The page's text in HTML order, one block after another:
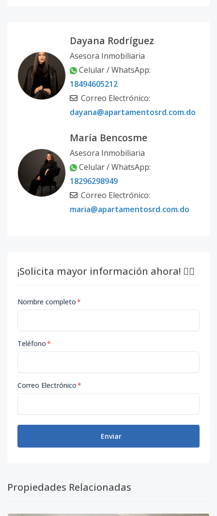
Dayana Rodríguez
Asesora Inmobiliaria
Celular / WhatsApp:
18494605212
Correo Electrónico:
dayana@apartamentosrd.com.do
María Bencosme
Asesora Inmobiliaria
Celular / WhatsApp:
18296298949
Correo Electrónico:
maria@apartamentosrd.com.do
¡Solicita mayor información ahora! 👇🏽
Nombre completo*
Teléfono*
Correo Electrónico*
Enviar
Propiedades Relacionadas